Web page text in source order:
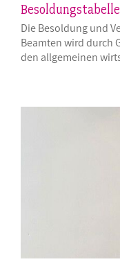
Die Besoldung und
Beamten wird durch
den allgemeinen